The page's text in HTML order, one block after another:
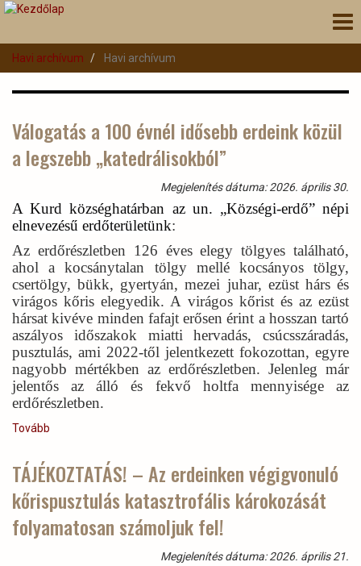
Ugrás
Havi archívum
Havi archívum
Válogatás a 100 évnél idősebb erdeink közül
a legszebb „katedrálisokból”
Megjelenítés dátuma: 2026. április 30.
A Kurd községhatárban az un. „Községi-erdő” népi
elnevezésű erdőterületünk:
Az erdőrészletben 126 éves elegy tölgyes található,
ahol a kocsánytalan tölgy mellé kocsányos tölgy,
csertölgy, bükk, gyertyán, mezei juhar, ezüst hárs és
virágos kőris elegyedik. A virágos kőrist és az ezüst
hársat kivéve minden fafajt erősen érint a hosszan tartó
aszályos időszakok miatti hervadás, csúcsszáradás,
pusztulás, ami 2022-től jelentkezett fokozottan, egyre
nagyobb mértékben az erdőrészletben. Jelenleg már
jelentős az álló és fekvő holtfa mennyisége az
erdőrészletben.
Tovább
évnél
idősebb
erdeink
közül
TÁJÉKOZTATÁS! – Az erdeinken végigvonuló
kőrispusztulás katasztrofális károkozását
folyamatosan számoljuk fel!
Megjelenítés dátuma: 2026. április 21.